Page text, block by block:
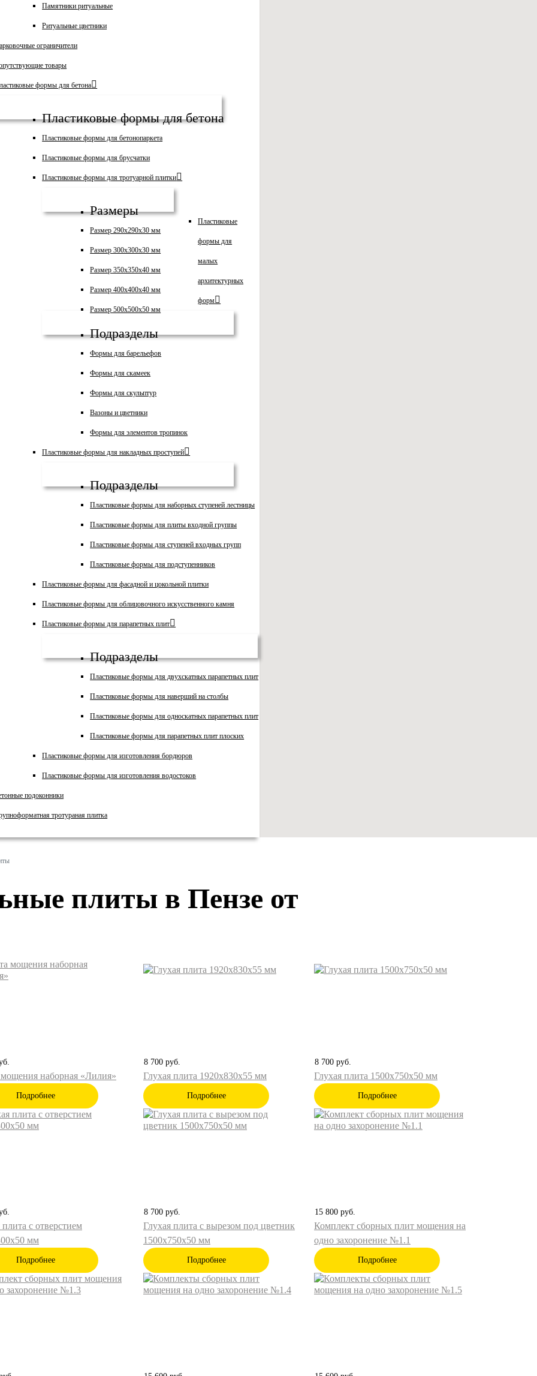
Памятники ритуальные
Ритуальные цветники
ограничители
товары
формы для бетона
Пластиковые формы для бетона
Пластиковые формы для бетонопаркета
Пластиковые формы для брусчатки
Пластиковые формы для тротуарной плитки
Размеры
Размер 290х290х30 мм
Размер 300х300х30 мм
Размер 350х350х40 мм
Размер 400х400х40 мм
Размер 500х500х50 мм
Пластиковые
формы для
малых
архитектурных
форм
Подразделы
Формы для барельефов
Формы для скамеек
Формы для скульптур
Вазоны и цветники
Формы для элементов тропинок
Пластиковые формы для накладных проступей
Подразделы
Пластиковые формы для наборных ступеней лестницы
Пластиковые формы для плиты входной группы
Пластиковые формы для ступеней входных групп
Пластиковые формы для подступенников
Пластиковые формы для фасадной и цокольной плитки
Пластиковые формы для облицовочного искусственного камня
Пластиковые формы для парапетных плит
Подразделы
Пластиковые формы для двухскатных парапетных плит
Пластиковые формы для наверший на столбы
Пластиковые формы для односкатных парапетных плит
Пластиковые формы для парапетных плит плоских
Пластиковые формы для изготовления бордюров
Пластиковые формы для изготовления водостоков
подоконники
тротураная плитка
плиты в Пензе от
наборная «Лилия»
Подробнее
8 700 руб.
Глухая плита 1920х830х55 мм
Подробнее
8 700 руб.
Глухая плита 1500х750х50 мм
Подробнее
плита с отверстием
мм
Подробнее
8 700 руб.
Глухая плита с вырезом под цветник
1500х750х50 мм
Подробнее
15 800 руб.
Комплект сборных плит мощения на
одно захоронение №1.1
Подробнее